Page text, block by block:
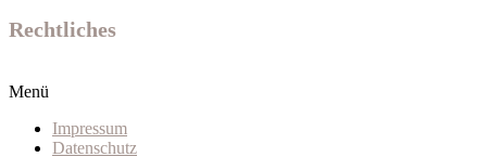
Rechtliches
Menü
Impressum
Datenschutz